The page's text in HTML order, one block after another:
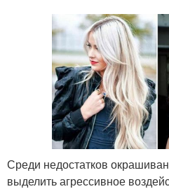
Среди недостатков
выделить агрессивное